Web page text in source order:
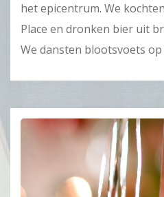
het epicentrum. We
Place en dronken bier uit
We dansten blootsvoets op